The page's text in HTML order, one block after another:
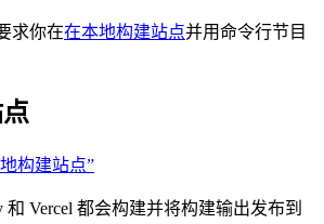
求你在在本地构建站点并用命令行节目
构建站点”
Vercel 都会构建并将构建输出发布到